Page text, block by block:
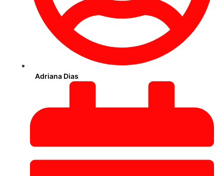
Adriana Dias